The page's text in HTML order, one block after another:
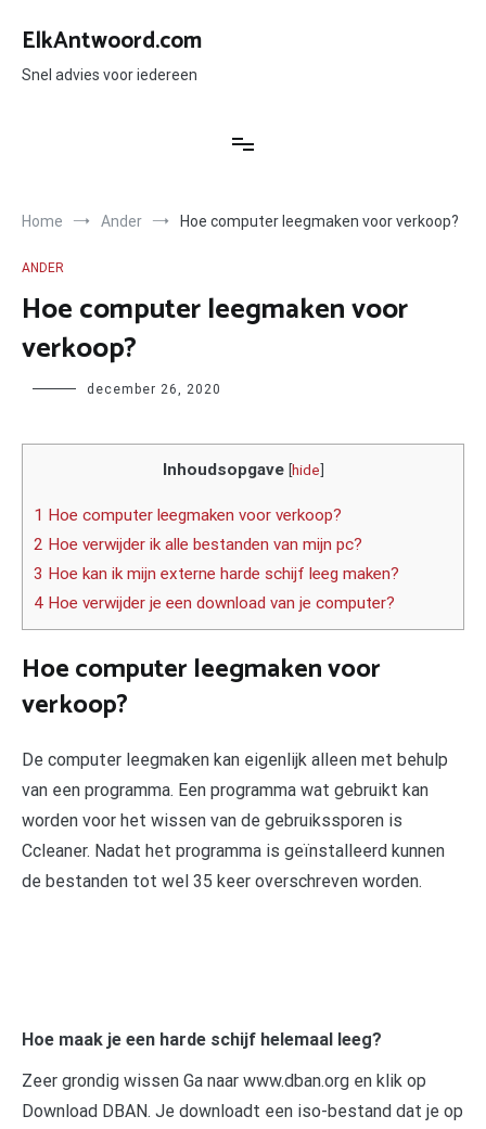
naar
inhoud
ElkAntwoord.com
Snel advies voor iedereen
Home Ander Hoe computer leegmaken voor verkoop?
ANDER
Hoe computer leegmaken voor
verkoop?
Author december 26, 2020
Inhoudsopgave [hide]
1 Hoe computer leegmaken voor verkoop?
2 Hoe verwijder ik alle bestanden van mijn pc?
3 Hoe kan ik mijn externe harde schijf leeg maken?
4 Hoe verwijder je een download van je computer?
Hoe computer leegmaken voor
verkoop?
De computer leegmaken kan eigenlijk alleen met behulp
van een programma. Een programma wat gebruikt kan
worden voor het wissen van de gebruikssporen is
Ccleaner. Nadat het programma is geïnstalleerd kunnen
de bestanden tot wel 35 keer overschreven worden.
Hoe maak je een harde schijf helemaal leeg?
Zeer grondig wissen Ga naar www.dban.org en klik op
Download DBAN. Je downloadt een iso-bestand dat je op